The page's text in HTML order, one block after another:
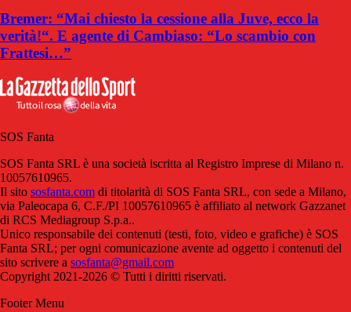
Bremer: “Mai chiesto la cessione alla Juve, ecco la
verità!“. E agente di Cambiaso: “Lo scambio con
Frattesi…”
SOS Fanta
SOS Fanta SRL è una società iscritta al Registro Imprese di Milano n.
10057610965.
Il sito sosfanta.com di titolarità di SOS Fanta SRL, con sede a Milano,
via Paleocapa 6, C.F./PI 10057610965 è affiliato al network Gazzanet
di RCS Mediagroup S.p.a..
Unico responsabile dei contenuti (testi, foto, video e grafiche) è SOS
Fanta SRL; per ogni comunicazione avente ad oggetto i contenuti del
sito scrivere a sosfanta@gmail.com
Copyright 2021-2026 © Tutti i diritti riservati.
Footer Menu